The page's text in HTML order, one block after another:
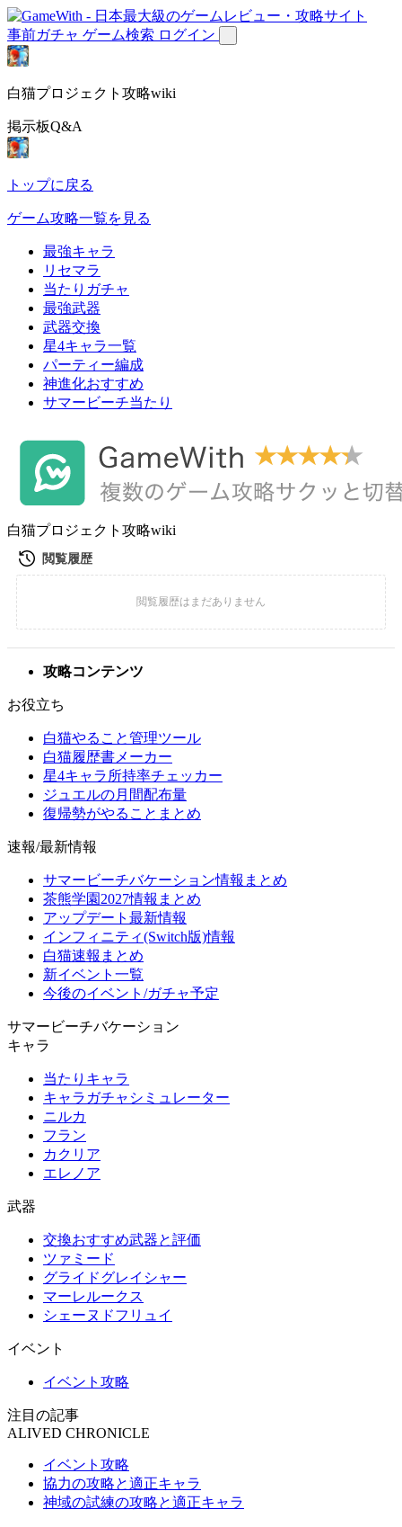
事前ガチャ ゲーム検索 ログイン
白猫プロジェクト攻略wiki
掲示板Q&A
トップに戻る
ゲーム攻略一覧を見る
最強キャラ
リセマラ
当たりガチャ
最強武器
武器交換
星4キャラ一覧
パーティー編成
神進化おすすめ
サマービーチ当たり
白猫プロジェクト攻略wiki
攻略コンテンツ
お役立ち
白猫やること管理ツール
白猫履歴書メーカー
星4キャラ所持率チェッカー
ジュエルの月間配布量
復帰勢がやることまとめ
速報/最新情報
サマービーチバケーション情報まとめ
茶熊学園2027情報まとめ
アップデート最新情報
インフィニティ(Switch版)情報
白猫速報まとめ
新イベント一覧
今後のイベント/ガチャ予定
サマービーチバケーション
キャラ
当たりキャラ
キャラガチャシミュレーター
ニルカ
フラン
カクリア
エレノア
武器
交換おすすめ武器と評価
ツァミード
グライドグレイシャー
マーレルークス
シェーヌドフリュイ
イベント
イベント攻略
注目の記事
ALIVED CHRONICLE
イベント攻略
協力の攻略と適正キャラ
神域の試練の攻略と適正キャラ